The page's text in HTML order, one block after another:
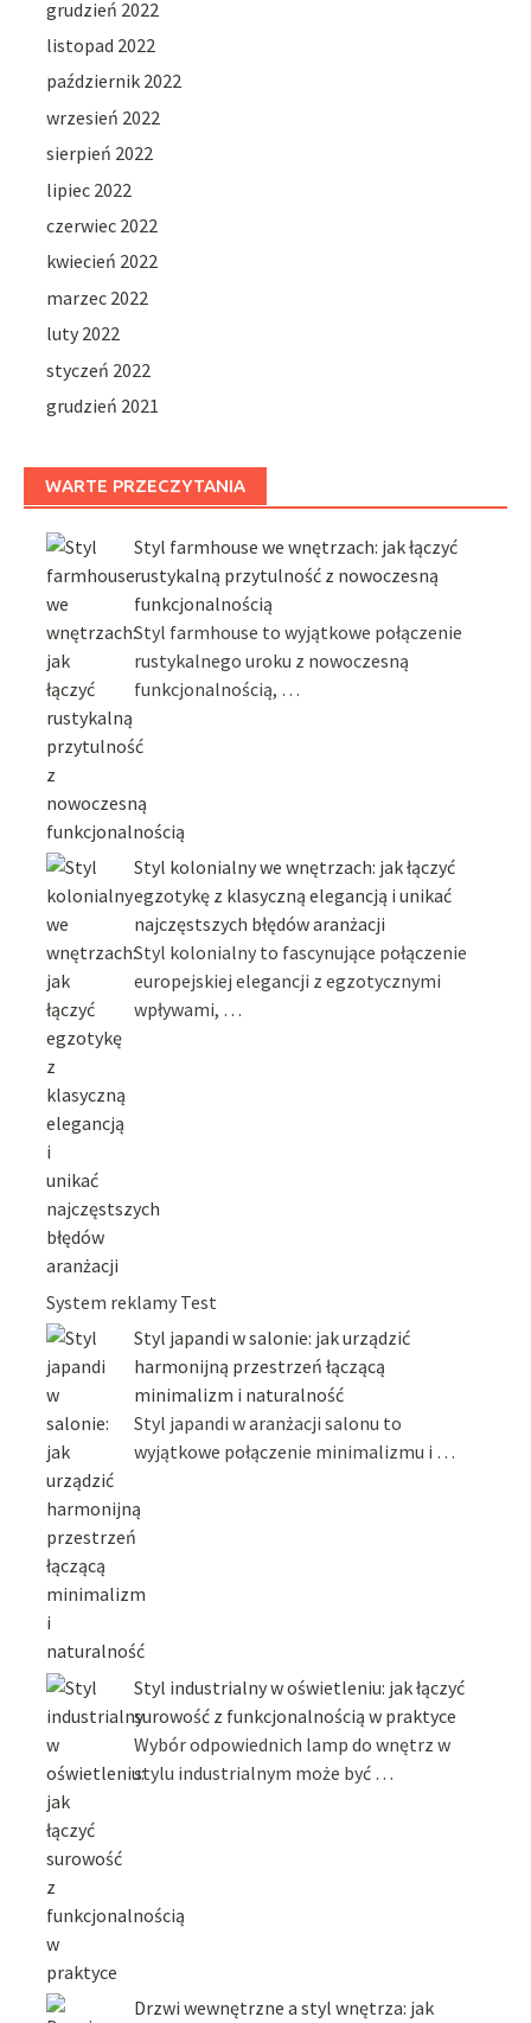
grudzień 2022
listopad 2022
październik 2022
wrzesień 2022
sierpień 2022
lipiec 2022
czerwiec 2022
kwiecień 2022
marzec 2022
luty 2022
styczeń 2022
grudzień 2021
WARTE PRZECZYTANIA
Styl farmhouse we wnętrzach: jak łączyć
rustykalną przytulność z nowoczesną
funkcjonalnością
Styl farmhouse to wyjątkowe połączenie
rustykalnego uroku z nowoczesną
funkcjonalnością, …
Styl kolonialny we wnętrzach: jak łączyć
egzotykę z klasyczną elegancją i unikać
najczęstszych błędów aranżacji
Styl kolonialny to fascynujące połączenie
europejskiej elegancji z egzotycznymi
wpływami, …
System reklamy Test
Styl japandi w salonie: jak urządzić
harmonijną przestrzeń łączącą
minimalizm i naturalność
Styl japandi w aranżacji salonu to
wyjątkowe połączenie minimalizmu i …
Styl industrialny w oświetleniu: jak łączyć
surowość z funkcjonalnością w praktyce
Wybór odpowiednich lamp do wnętrz w
stylu industrialnym może być …
Drzwi wewnętrzne a styl wnętrza: jak